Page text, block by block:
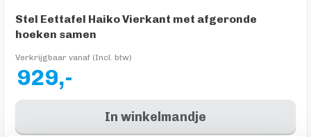
Stel Eettafel Haiko Vierkant met afgeronde
hoeken samen
Verkrijgbaar vanaf (Incl. btw)
929,-
In winkelmandje